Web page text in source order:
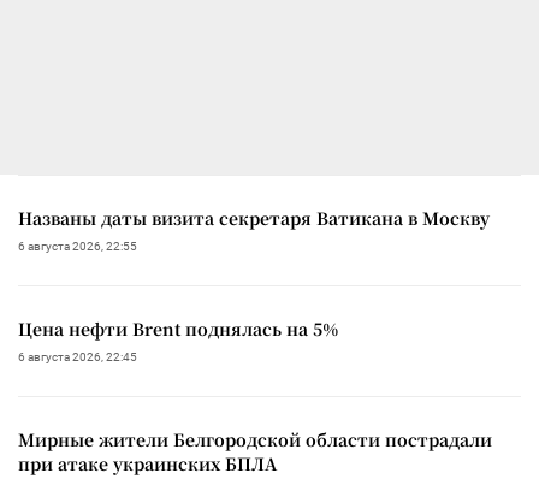
Названы даты визита секретаря Ватикана в Москву
6 августа 2026, 22:55
Цена нефти Brent поднялась на 5%
6 августа 2026, 22:45
Мирные жители Белгородской области пострадали
при атаке украинских БПЛА